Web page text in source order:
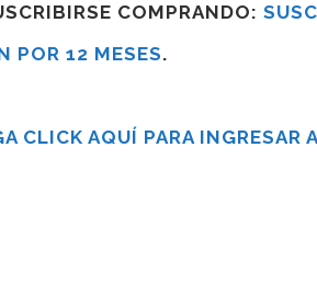
COMPRANDO:
POR 12 MESES.
CLICK AQUÍ PARA INGRESAR